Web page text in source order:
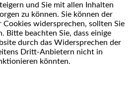
und Sie mit allen Inhalten
zu können. Sie können der
widersprechen, sollten Sie
Bitte beachten Sie, dass einige
durch das Widersprechen der
Dritt-Anbietern nicht in
könnten.